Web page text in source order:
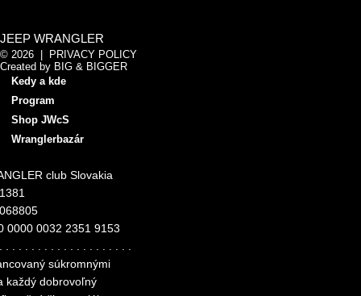
JEEP WRANGLER
© 2026 |
PRIVACY POLICY
Created by BIG & BIGGER
Kedy a kde
Program
Shop JWcS
Wranglerbazár
club Slovakia
0000 0032 2351 9153
súkromnými
každý dobrovoľný